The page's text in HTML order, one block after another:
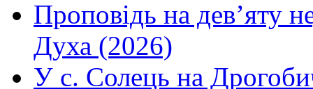
Проповідь на дев’яту
Духа (2026)
У с. Солець на